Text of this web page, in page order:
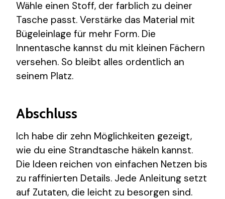
Wähle einen Stoff, der farblich zu deiner
Tasche passt. Verstärke das Material mit
Bügeleinlage für mehr Form. Die
Innentasche kannst du mit kleinen Fächern
versehen. So bleibt alles ordentlich an
seinem Platz.
Abschluss
Ich habe dir zehn Möglichkeiten gezeigt,
wie du eine Strandtasche häkeln kannst.
Die Ideen reichen von einfachen Netzen bis
zu raffinierten Details. Jede Anleitung setzt
auf Zutaten, die leicht zu besorgen sind.